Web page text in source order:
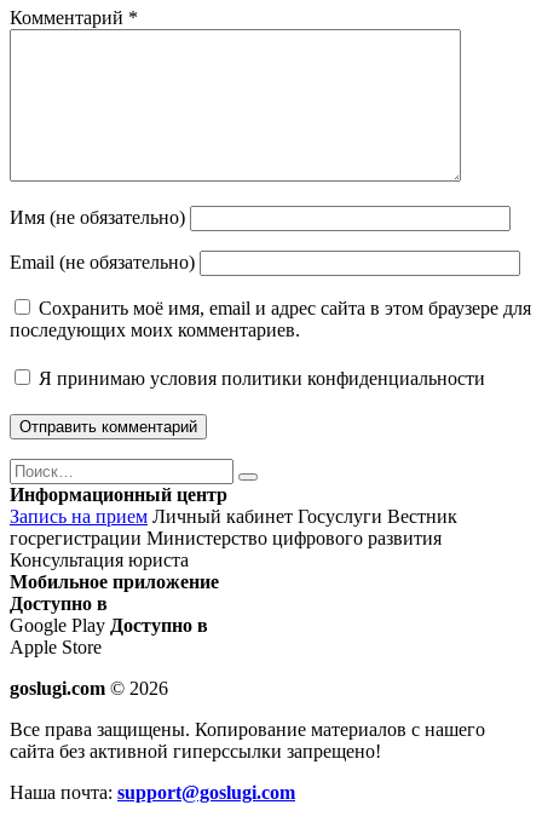
Комментарий *
Имя (не обязательно)
Email (не обязательно)
Сохранить моё имя, email и адрес сайта в этом браузере для
последующих моих комментариев.
Я принимаю условия политики конфиденциальности
Поиск
Найти
Информационный центр
Запись на прием Личный кабинет Госуслуги Вестник
госрегистрации Министерство цифрового развития
Консультация юриста
Мобильное приложение
Доступно в
Google Play Доступно в
Apple Store
goslugi.com © 2026
Все права защищены. Копирование материалов с нашего
сайта без активной гиперссылки запрещено!
Наша почта: support@goslugi.com